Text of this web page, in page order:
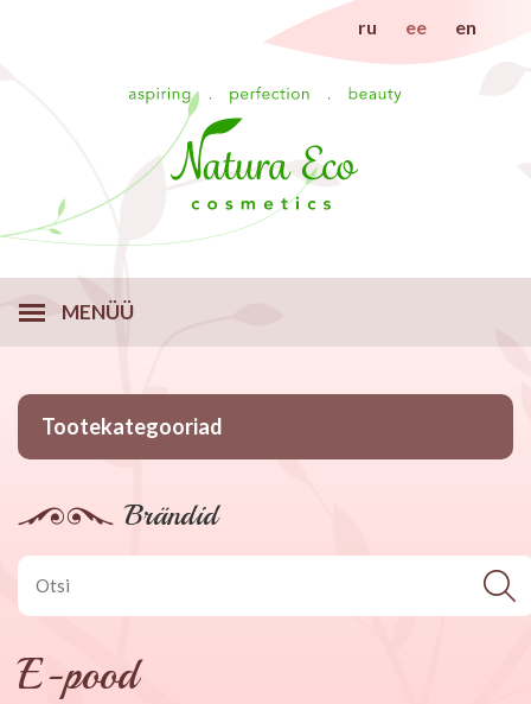
ru ee en
MENÜÜ
Tootekategooriad
Brändid
E-pood